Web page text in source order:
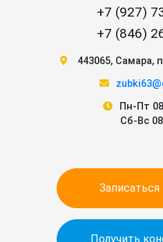
+7 (927)
+7 (846)
443065, Самара,
Пн-Пт
Сб-Вс
Получить